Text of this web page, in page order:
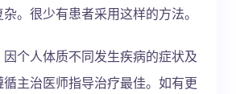
。很少有患者采用这样的方法。
个人体质不同发生疾病的症状及
主治医师指导治疗最佳。如有更